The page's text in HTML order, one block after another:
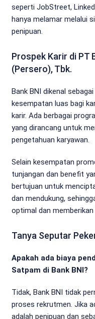
seperti JobStreet,
hanya melamar melalui
penipuan.
Prospek Karir di PT
(Persero), Tbk.
Bank BNI dikenal
kesempatan luas bagi
karir. Ada berbagai
yang dirancang untuk
pengetahuan karyawan.
Selain kesempatan
tunjangan dan benefit
bertujuan untuk
dan mendukung,
optimal dan
Tanya Seputar
Apakah ada biaya
Satpam di Bank BNI?
Tidak, Bank BNI tidak
proses rekrutmen. Jika
adalah penipuan dan